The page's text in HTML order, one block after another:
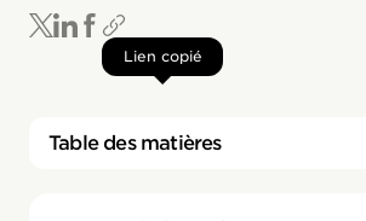
Lien copié
Table des matières